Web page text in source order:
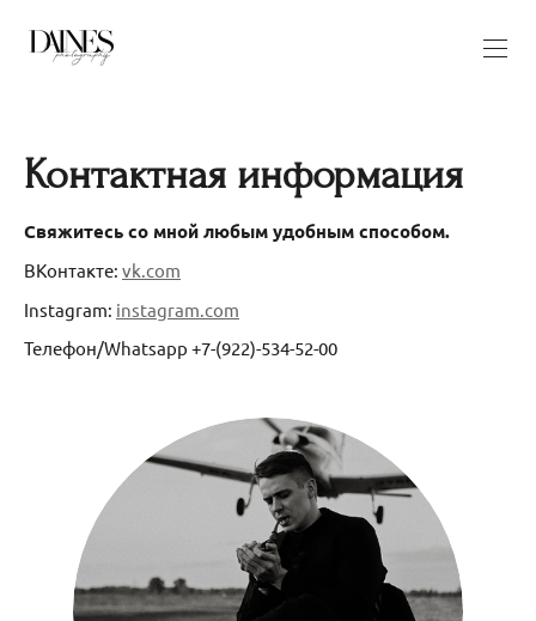
Контактная информация
Свяжитесь со мной любым удобным способом.
ВКонтакте: vk.com
Instagram: instagram.com
Телефон/Whatsapp +7-(922)-534-52-00